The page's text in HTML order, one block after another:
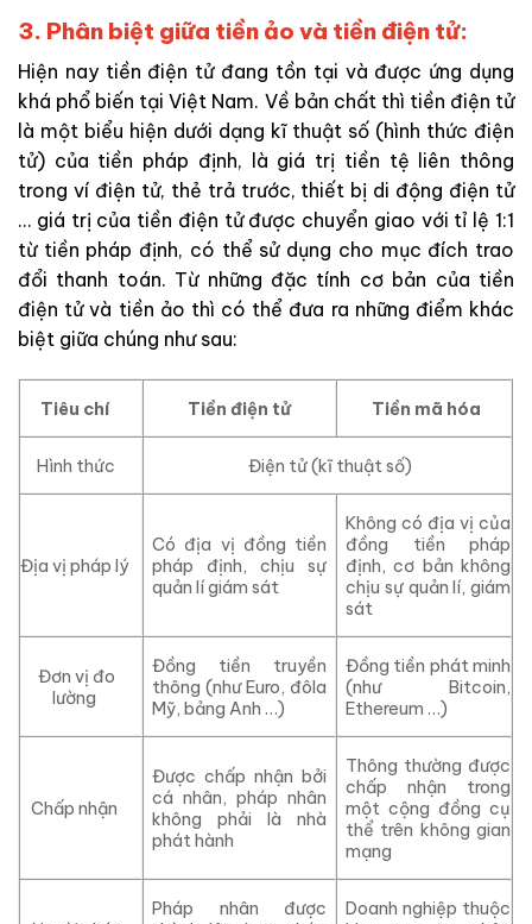
3. Phân biệt giữa tiền ảo và tiền điện tử:
Hiện nay tiền điện tử đang tồn tại và được ứng dụng
khá phổ biến tại Việt Nam. Về bản chất thì tiền điện tử
là một biểu hiện dưới dạng kĩ thuật số (hình thức điện
tử) của tiền pháp định, là giá trị tiền tệ liên thông
trong ví điện tử, thẻ trả trước, thiết bị di động điện tử
… giá trị của tiền điện tử được chuyển giao với tỉ lệ 1:1
từ tiền pháp định, có thể sử dụng cho mục đích trao
đổi thanh toán. Từ những đặc tính cơ bản của tiền
điện tử và tiền ảo thì có thể đưa ra những điểm khác
biệt giữa chúng như sau:
Tiêu chí Tiền điện tử Tiền mã hóa
Hình thức Điện tử (kĩ thuật số)
Địa vị pháp lý
Có địa vị đồng tiền
pháp định, chịu sự
quản lí giám sát
Không có địa vị của
đồng tiền pháp
định, cơ bản không
chịu sự quản lí, giám
sát
Đơn vị đo
lường
Đồng tiền truyền
thông (như Euro, đôla
Mỹ, bảng Anh …)
Đồng tiền phát minh
(như Bitcoin,
Ethereum …)
Chấp nhận
Được chấp nhận bởi
cá nhân, pháp nhân
không phải là nhà
phát hành
Thông thường được
chấp nhận trong
một cộng đồng cụ
thể trên không gian
mạng
Pháp nhân được
Doanh nghiệp thuộc